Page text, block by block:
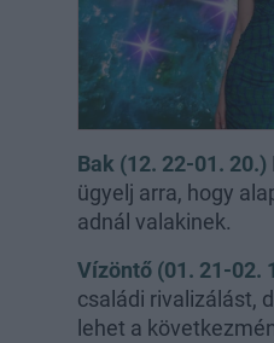
Bak (12. 22-01. 20.)
ügyelj arra, hogy
adnál valakinek.
Vízöntő (01. 21-02.
családi rivalizálást,
lehet a